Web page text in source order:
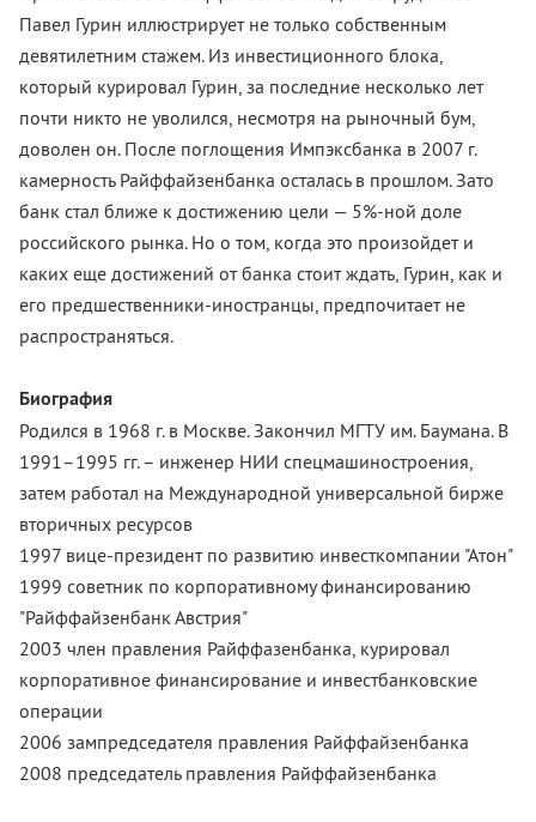
Павел Гурин иллюстрирует не только собственным
девятилетним стажем. Из инвестиционного блока,
который курировал Гурин, за последние несколько лет
почти никто не уволился, несмотря на рыночный бум,
доволен он. После поглощения Импэксбанка в 2007 г.
камерность Райффайзенбанка осталась в прошлом. Зато
банк стал ближе к достижению цели — 5%-ной доле
российского рынка. Но о том, когда это произойдет и
каких еще достижений от банка стоит ждать, Гурин, как и
его предшественники-иностранцы, предпочитает не
распространяться.
Биография
Родился в 1968 г. в Москве. Закончил МГТУ им. Баумана. В
1991–1995 гг. – инженер НИИ спецмашиностроения,
затем работал на Международной универсальной бирже
вторичных ресурсов
1997 вице-президент по развитию инвесткомпании "Атон"
1999 советник по корпоративному финансированию
"Райффайзенбанк Австрия"
2003 член правления Райффазенбанка, курировал
корпоративное финансирование и инвестбанковские
операции
2006 зампредседателя правления Райффайзенбанка
2008 председатель правления Райффайзенбанка